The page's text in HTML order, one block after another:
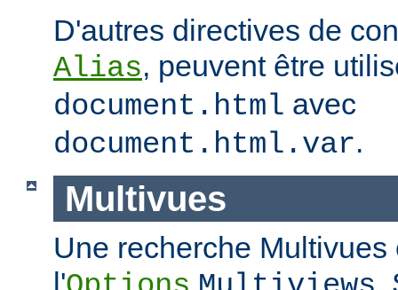
D'autres directives de
Alias, peuvent être
document.html avec
document.html.var.
Multivues
Une recherche
l'